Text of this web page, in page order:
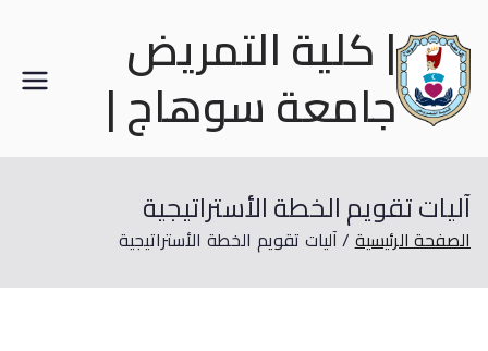
| كلية التمريض
جامعة سوهاج |
آليات تقويم الخطة الأستراتيجية
الصفحة الرئيسية آليات تقويم الخطة الأستراتيجية